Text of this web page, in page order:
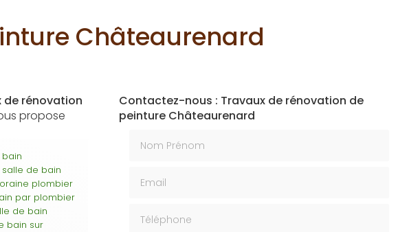
Châteaurenard
de rénovation
propose
de bain
plombier
par plombier
de bain
bain sur
Contactez-nous : Travaux de rénovation de
peinture Châteaurenard